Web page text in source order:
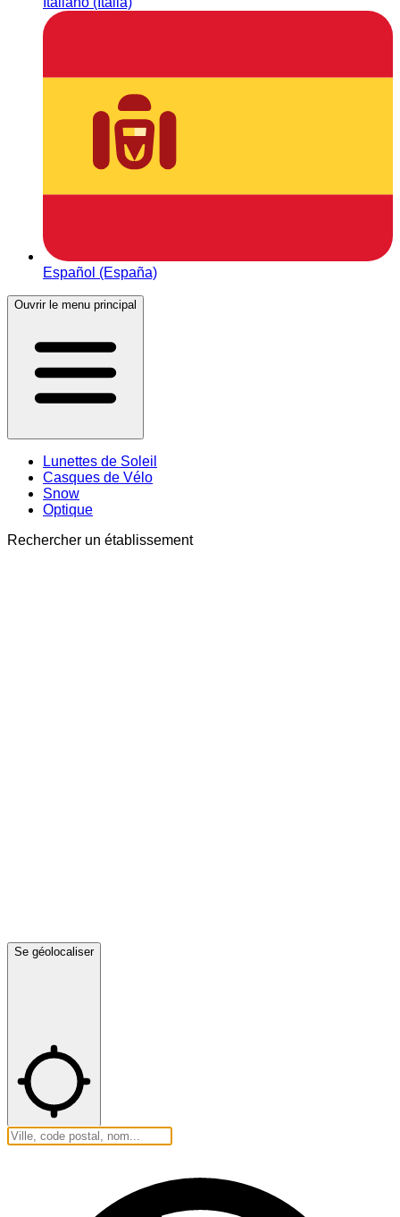
Español (España)
Ouvrir le menu principal
Lunettes de Soleil
Casques de Vélo
Snow
Optique
Rechercher un établissement
Se géolocaliser